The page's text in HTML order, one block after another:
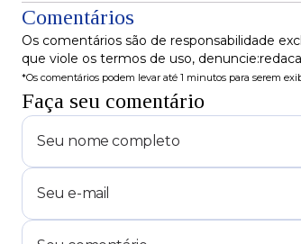
Comentários
Os comentários são de responsabilidade
que viole os termos de uso,
*Os comentários podem levar até 1 minutos para serem
Faça seu comentário